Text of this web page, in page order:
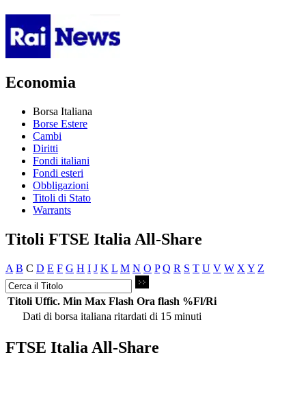
Economia
Borsa Italiana
Borse Estere
Cambi
Diritti
Fondi italiani
Fondi esteri
Obbligazioni
Titoli di Stato
Warrants
Titoli FTSE Italia All-Share
A B C D E F G H I J K L M N O P Q R S T U V W X Y Z
Titoli Uffic. Min Max Flash Ora flash %Fl/Ri
Dati di borsa italiana ritardati di 15 minuti
FTSE Italia All-Share